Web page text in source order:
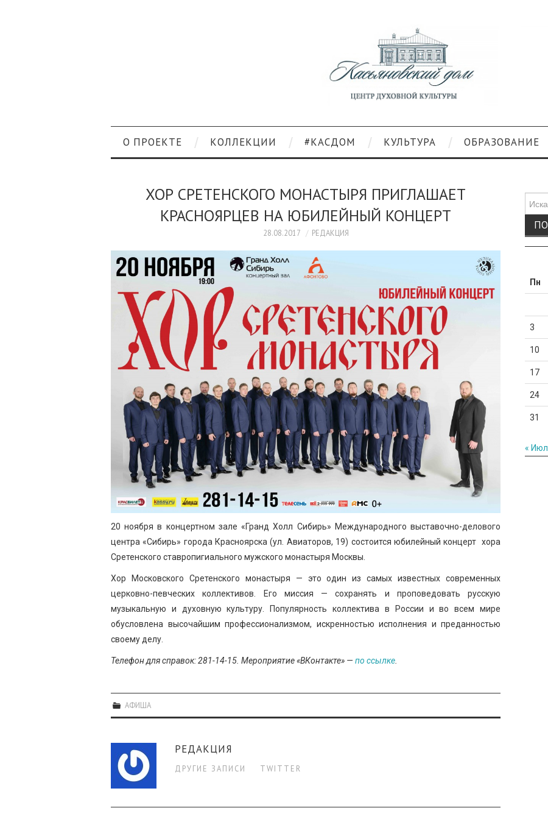
О ПРОЕКТЕ КОЛЛЕКЦИИ #КАСДОМ КУЛЬТУРА ОБРАЗОВАНИЕ
ХОР СРЕТЕНСКОГО МОНАСТЫРЯ ПРИГЛАШАЕТ
КРАСНОЯРЦЕВ НА ЮБИЛЕЙНЫЙ КОНЦЕРТ
28.08.2017 РЕДАКЦИЯ
20 ноября в концертном зале «Гранд Холл Сибирь» Международного выставочно-делового
центра «Сибирь» города Красноярска (ул. Авиаторов, 19) состоится юбилейный концерт хора
Сретенского ставропигиального мужского монастыря Москвы.
Хор Московского Сретенского монастыря — это один из самых известных современных
церковно-певческих коллективов. Его миссия — сохранять и проповедовать русскую
музыкальную и духовную культуру. Популярность коллектива в России и во всем мире
обусловлена высочайшим профессионализмом, искренностью исполнения и преданностью
своему делу.
Телефон для справок: 281-14-15. Мероприятие «ВКонтакте» — по ссылке.
АФИША
РЕДАКЦИЯ
ДРУГИЕ ЗАПИСИ TWITTER
для:
Пн
3
10
17
24
31
« Июл